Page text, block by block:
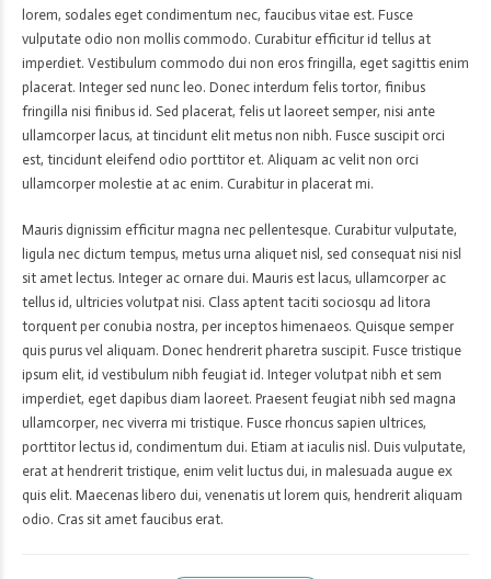
lorem, sodales eget condimentum nec, faucibus vitae est. Fusce
vulputate odio non mollis commodo. Curabitur efficitur id tellus at
imperdiet. Vestibulum commodo dui non eros fringilla, eget sagittis enim
placerat. Integer sed nunc leo. Donec interdum felis tortor, finibus
fringilla nisi finibus id. Sed placerat, felis ut laoreet semper, nisi ante
ullamcorper lacus, at tincidunt elit metus non nibh. Fusce suscipit orci
est, tincidunt eleifend odio porttitor et. Aliquam ac velit non orci
ullamcorper molestie at ac enim. Curabitur in placerat mi.
Mauris dignissim efficitur magna nec pellentesque. Curabitur vulputate,
ligula nec dictum tempus, metus urna aliquet nisl, sed consequat nisi nisl
sit amet lectus. Integer ac ornare dui. Mauris est lacus, ullamcorper ac
tellus id, ultricies volutpat nisi. Class aptent taciti sociosqu ad litora
torquent per conubia nostra, per inceptos himenaeos. Quisque semper
quis purus vel aliquam. Donec hendrerit pharetra suscipit. Fusce tristique
ipsum elit, id vestibulum nibh feugiat id. Integer volutpat nibh et sem
imperdiet, eget dapibus diam laoreet. Praesent feugiat nibh sed magna
ullamcorper, nec viverra mi tristique. Fusce rhoncus sapien ultrices,
porttitor lectus id, condimentum dui. Etiam at iaculis nisl. Duis vulputate,
erat at hendrerit tristique, enim velit luctus dui, in malesuada augue ex
quis elit. Maecenas libero dui, venenatis ut lorem quis, hendrerit aliquam
odio. Cras sit amet faucibus erat.